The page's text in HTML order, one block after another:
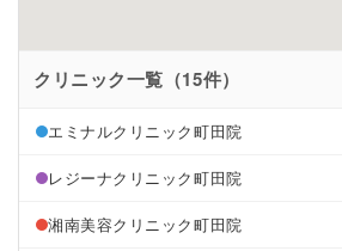
クリニック一覧（15件）
エミナルクリニック町田院
レジーナクリニック町田院
湘南美容クリニック町田院